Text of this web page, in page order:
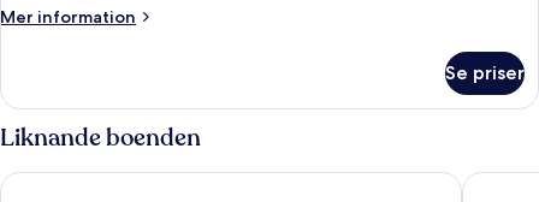
hotel
Mer information
Mer
Twin
Room,
Inner
space
Se priser
Liknande boenden
Konventa Sēta Hotel Keystone Collection Hotel